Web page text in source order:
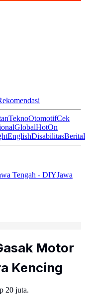
TeknoOtomotifCek
GlobalHotOn
EnglishDisabilitasBerita
Tengah - DIYJawa
Motor
Kencing
20 juta.